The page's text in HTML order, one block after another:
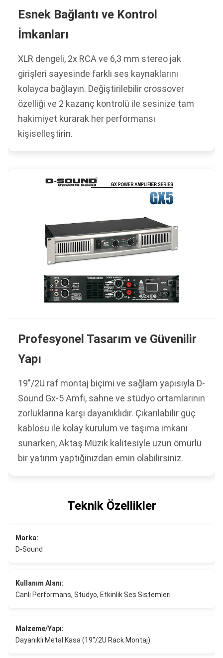
Esnek Bağlantı ve Kontrol
İmkanları
XLR dengeli, 2x RCA ve 6,3 mm stereo jak
girişleri sayesinde farklı ses kaynaklarını
kolayca bağlayın. Değiştirilebilir crossover
özelliği ve 2 kazanç kontrolü ile sesinize tam
hakimiyet kurarak her performansı
kişiselleştirin.
Profesyonel Tasarım ve Güvenilir
Yapı
19"/2U raf montaj biçimi ve sağlam yapısıyla D-
Sound Gx-5 Amfi, sahne ve stüdyo ortamlarının
zorluklarına karşı dayanıklıdır. Çıkarılabilir güç
kablosu ile kolay kurulum ve taşıma imkanı
sunarken, Aktaş Müzik kalitesiyle uzun ömürlü
bir yatırım yaptığınızdan emin olabilirsiniz.
Teknik Özellikler
Marka:
D-Sound
Kullanım Alanı:
Canlı Performans, Stüdyo, Etkinlik Ses Sistemleri
Malzeme/Yapı:
Dayanıklı Metal Kasa (19"/2U Rack Montaj)